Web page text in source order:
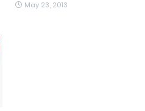
May 23, 2013